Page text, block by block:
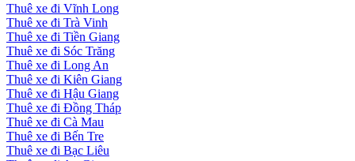
Thuê xe đi Vĩnh Long
Thuê xe đi Trà Vinh
Thuê xe đi Tiền Giang
Thuê xe đi Sóc Trăng
Thuê xe đi Long An
Thuê xe đi Kiên Giang
Thuê xe đi Hậu Giang
Thuê xe đi Đồng Tháp
Thuê xe đi Cà Mau
Thuê xe đi Bến Tre
Thuê xe đi Bạc Liêu